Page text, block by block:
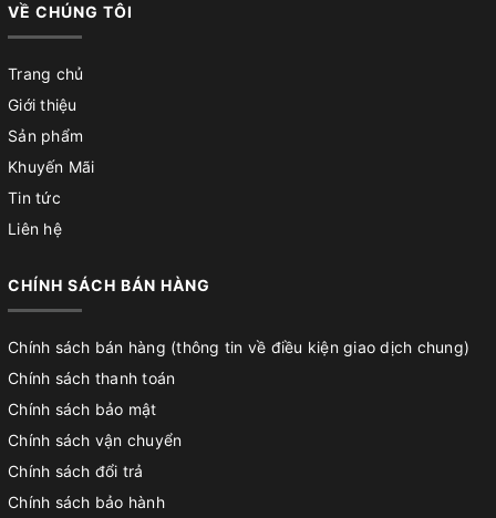
VỀ CHÚNG TÔI
Trang chủ
Giới thiệu
Sản phẩm
Khuyến Mãi
Tin tức
Liên hệ
CHÍNH SÁCH BÁN HÀNG
Chính sách bán hàng (thông tin về điều kiện giao dịch chung)
Chính sách thanh toán
Chính sách bảo mật
Chính sách vận chuyển
Chính sách đổi trả
Chính sách bảo hành